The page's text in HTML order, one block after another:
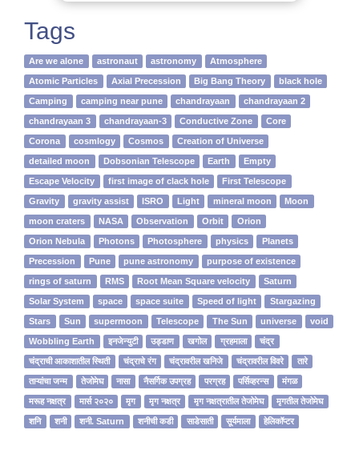
Tags
Are we alone astronaut astronomy Atmosphere
Atomic Particles Axial Precession Big Bang Theory black hole
Camping camping near pune chandrayaan chandrayaan 2
chandrayaan 3 chandrayaan-3 Conductive Zone Core
Corona cosmlogy Cosmos Creation of Universe
detailed moon Dobsonian Telescope Earth Empty
Escape Velocity first image of clack hole First Telescope
Gravity gravity assist ISRO Light mineral moon Moon
moon craters NASA Observation Orbit Orion
Orion Nebula Photons Photosphere physics Planets
Precession Pune pune astronomy purpose of existence
rings of saturn RMS Root Mean Square velocity Saturn
Solar System space space suite Speed of light Stargazing
Stars Sun supermoon Telescope The Sun universe void
Wobbling Earth इनजेन्‍युटी उड्डाण खगोल ग्रहमाला चंद्र
चंद्राची आकाशातील स्थिती चंद्राचे रंग चंद्रावरील खनिजे चंद्रावरील विवरे तारे
ताऱ्यांचा जन्म तेजोमेघ नासा नैसर्गिक उपग्रह परग्रह पर्सिव्हरन्स मंगळ
मरूह नक्षत्र मार्स २०२० मृग मृग नक्षत्र मृग नक्षत्रातील तेजोमेघ मृगतील तेजोमेघ
शनि शनी शनी. Saturn शनीची कडी साडेसाती सूर्यमाला हेलिकॉप्टर